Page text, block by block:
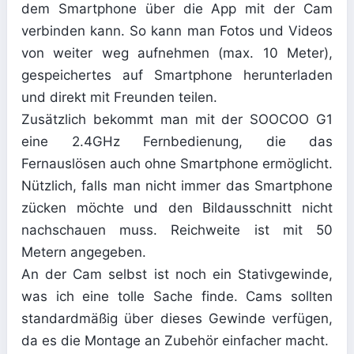
dem Smartphone über die App mit der Cam
verbinden kann. So kann man Fotos und Videos
von weiter weg aufnehmen (max. 10 Meter),
gespeichertes auf Smartphone herunterladen
und direkt mit Freunden teilen.
Zusätzlich bekommt man mit der SOOCOO G1
eine 2.4GHz Fernbedienung, die das
Fernauslösen auch ohne Smartphone ermöglicht.
Nützlich, falls man nicht immer das Smartphone
zücken möchte und den Bildausschnitt nicht
nachschauen muss. Reichweite ist mit 50
Metern angegeben.
An der Cam selbst ist noch ein Stativgewinde,
was ich eine tolle Sache finde. Cams sollten
standardmäßig über dieses Gewinde verfügen,
da es die Montage an Zubehör einfacher macht.